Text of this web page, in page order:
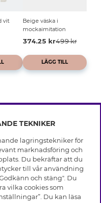
vit
Beige väska i
mockaimitation
374.25 kr499 kr
LÄGG TILL
TEKNIKER
lagringstekniker för
marknadsföring och
Du bekräftar att du
till vår användning
och stäng". Du
vilka cookies som
Du kan läsa